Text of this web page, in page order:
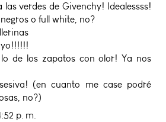
verdes de Givenchy! Idealessss!
o full white, no?
de los zapatos con olor! Ya nos
(en cuanto me case podré
no?)
p. m.